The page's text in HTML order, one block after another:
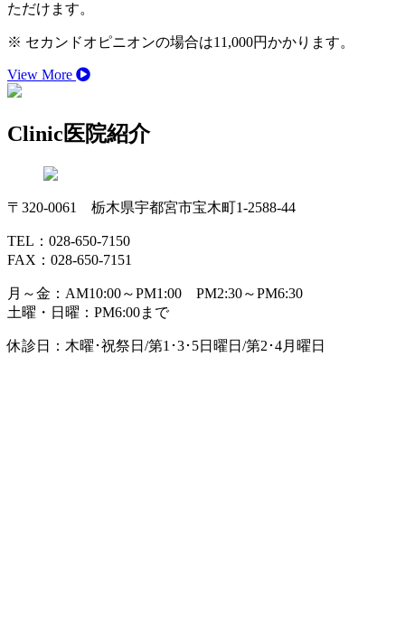
ただけます。
※ セカンドオピニオンの場合は11,000円かかります。
View More
Clinic医院紹介
〒320-0061 栃木県宇都宮市宝木町1-2588-44
TEL：028-650-7150
FAX：028-650-7151
月～金：AM10:00～PM1:00 PM2:30～PM6:30
土曜・日曜：PM6:00まで
休診日：木曜･祝祭日/第1･3･5日曜日/第2･4月曜日